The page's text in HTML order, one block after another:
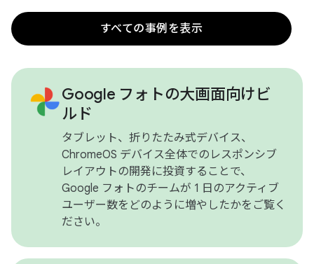
すべての事例を表示
Google フォトの大画面向けビ
ルド
タブレット、折りたたみ式デバイス、
ChromeOS デバイス全体でのレスポンシブ
レイアウトの開発に投資することで、
Google フォトのチームが 1 日のアクティブ
ユーザー数をどのように増やしたかをご覧く
ださい。